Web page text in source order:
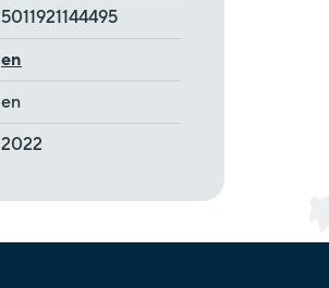
5011921144495
en
en
2022